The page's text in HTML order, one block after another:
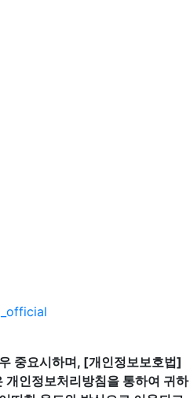
중요시하며, [개인정보보호법]
개인정보처리방침을 통하여 귀하